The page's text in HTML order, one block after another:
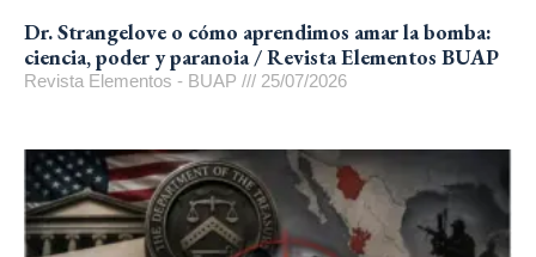
Dr. Strangelove o cómo aprendimos amar la bomba:
ciencia, poder y paranoia / Revista Elementos BUAP
Revista Elementos - BUAP 25/07/2026